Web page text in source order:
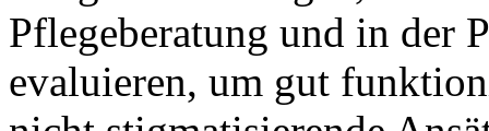
Pflegeberatung und in der
evaluieren, um gut